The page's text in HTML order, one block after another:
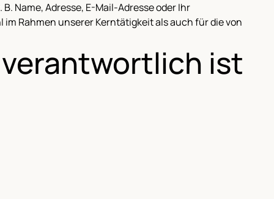
Name, Adresse, E-Mail-Adresse oder Ihr
Rahmen unserer Kerntätigkeit als auch für die von
ist